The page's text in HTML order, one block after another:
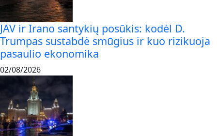
JAV ir Irano santykių posūkis: kodėl D.
Trumpas sustabdė smūgius ir kuo rizikuoja
pasaulio ekonomika
02/08/2026